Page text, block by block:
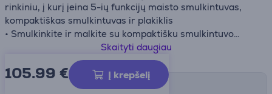
rinkiniu, į kurį įeina 5-ių funkcijų maisto smulkintuvas,
kompaktiškas smulkintuvas ir plakiklis
• Smulkinkite ir malkite su kompaktišku smulkintuvo
priedu, plakite tobulus kiaušinių baltymus ir gaminkite
majonezą su plakiklio priedu, o dozavimo indas palengvins
maišymą
• Patogesnė rankinio maišymo patirtis kasdien dėl
Skaityti daugiau
105.99 € Į krepšelį
Pristatymo būdai